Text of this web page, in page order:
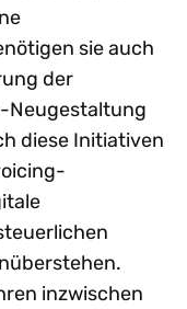
sie auch
der
Neugestaltung
diese Initiativen
inzwischen